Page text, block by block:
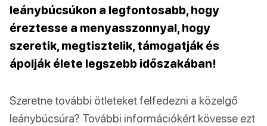
leánybúcsúkon a legfontosabb, hogy
éreztesse a menyasszonnyal, hogy
szeretik, megtisztelik, támogatják és
ápolják élete legszebb időszakában!
Szeretne további ötleteket felfedezni a közelgő
leánybúcsúra? További információkért kövesse ezt